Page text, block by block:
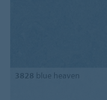
3828 blue heaven